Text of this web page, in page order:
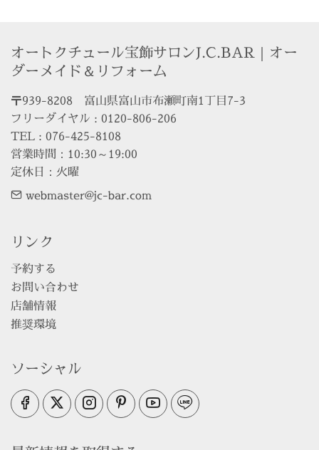
オートクチュール宝飾サロンJ.C.BAR｜オー
ダーメイド＆リフォーム
〒939-8208　富山県富山市布瀬町南1丁目7-3
フリーダイヤル : 0120-806-206
TEL : 076-425-8108
営業時間：10:30～19:00
定休日：火曜
webmaster@jc-bar.com
リンク
予約する
お問い合わせ
店舗情報
推奨環境
ソーシャル